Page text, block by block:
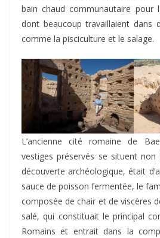
bain chaud communautaire pour
dont beaucoup travaillaient dans
comme la pisciculture et le salage.
L’ancienne cité romaine de
vestiges préservés se situent
découverte archéologique, était
sauce de poisson fermentée, le
composée de chair et de viscères
salé, qui constituait le principal
Romains et entrait dans la